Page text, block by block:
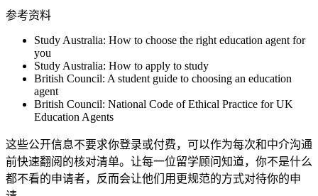
参考资料
Study Australia: How to choose the right education agent for
you
Study Australia: How to apply to study
British Council: A student guide to choosing an education
agent
British Council: National Code of Ethical Practice for UK
Education Agents
这些公开信息不要求你登录或付费，可以作为每次和中介沟通
前快速翻阅的核对清单。让每一位留学顾问知道，你不是什么
都不看的申请者，反而会让他们用更规范的方式对待你的申